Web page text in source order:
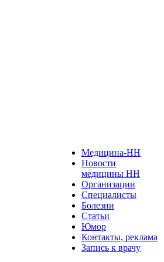
Медицина-НН
Новости
медицины НН
Организации
Специалисты
Болезни
Статьи
Юмор
Контакты, реклама
Запись к врачу